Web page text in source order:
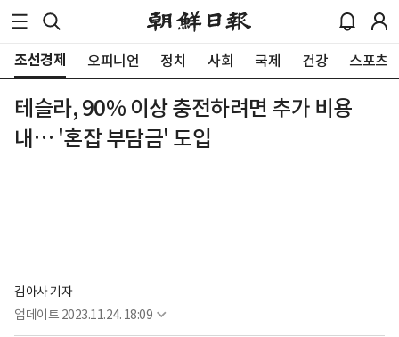
조선경제 오피니언 정치 사회 국제 건강 스포츠
테슬라, 90% 이상 충전하려면 추가 비용
내… '혼잡 부담금' 도입
김아사 기자
업데이트 2023.11.24. 18:09